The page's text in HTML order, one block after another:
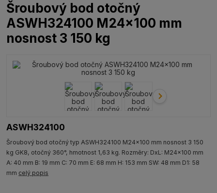
Šroubový bod otočný
ASWH324100 M24x100 mm
nosnost 3 150 kg
ASWH324100
Šroubový bod otočný typ ASWH324100 M24x100 mm nosnost 3 150
kg GK8, otočný 360°, hmotnost 1,63 kg. Rozměry: DxL: M24x100 mm
A: 40 mm B: 19 mm C: 70 mm E: 68 mm H: 153 mm SW: 48 mm D1: 58
mm celý popis